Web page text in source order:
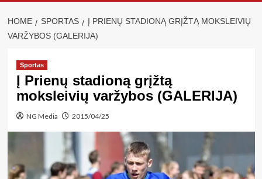
HOME SPORTAS
Į PRIENŲ STADIONĄ GRĮŽTĄ MOKSLEIVIŲ
VARŽYBOS (GALERIJA)
Sportas
Į Prienų stadioną grįžtą
moksleivių varžybos (GALERIJA)
NG Media 2015/04/25